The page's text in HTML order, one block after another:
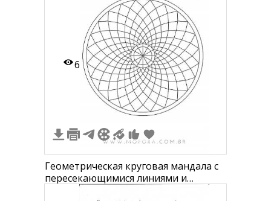
6
Геометрическая круговая мандала с
пересекающимися линиями и
квадратами